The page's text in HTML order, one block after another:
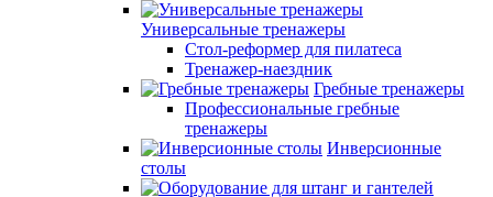
Универсальные тренажеры
Стол-реформер для пилатеса
Тренажер-наездник
Гребные тренажеры
Профессиональные гребные
тренажеры
Инверсионные
столы